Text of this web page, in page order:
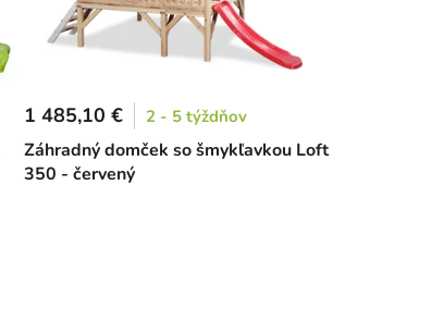
Záhradný domček so šmykľavkou Loft
350 - červený
1 485,10 € 2 - 5 týždňov